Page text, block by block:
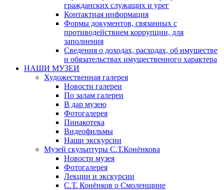
гражданских служащих и урег
Контактная информация
Формы документов, связанных с
противодействием коррупции, для
заполнения
Сведения о доходах, расходах, об имуществе
и обязательствах имущественного характера
НАШИ МУЗЕИ
Художественная галерея
Новости галереи
По залам галереи
В дар музею
Фотогалерея
Пинакотека
Видеофильмы
Наши экскурсии
Музей скульптуры С.Т.Конёнкова
Новости музея
Фотогалерея
Лекции и экскурсии
С.Т. Конёнков о Смоленщине